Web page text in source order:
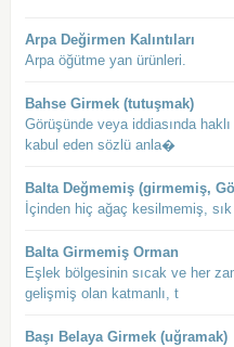
Arpa Değirmen Kalıntıları
Arpa öğütme yan ürünleri.
Bahse Girmek (tutuşmak)
Görüşünde veya iddiasında
kabul eden sözlü anla�
Balta Değmemiş (girmemiş,
İçinden hiç ağaç kesilmemiş,
Balta Girmemiş Orman
Eşlek bölgesinin sıcak ve her
gelişmiş olan katmanlı, t
Başı Belaya Girmek (uğramak)